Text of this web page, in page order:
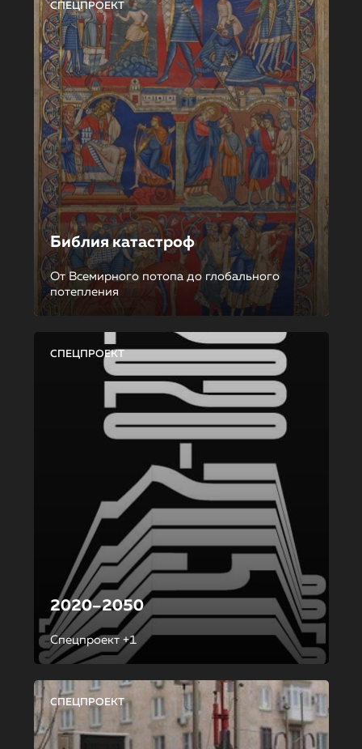
СПЕЦПРОЕКТ
Библия катастроф
От Всемирного потопа до глобального
потепления
СПЕЦПРОЕКТ
2020–2050
Спецпроект +1
СПЕЦПРОЕКТ